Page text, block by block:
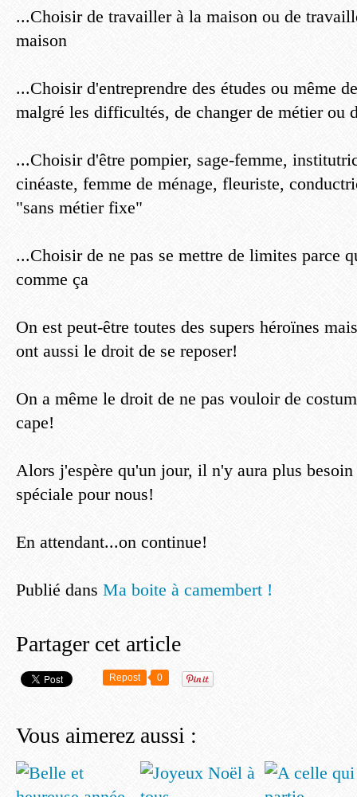
...Choisir de travailler à la maison ou de
maison
...Choisir d'entreprendre des études ou même
malgré les difficultés, de changer de métier ou
...Choisir d'être pompier, sage-femme,
cinéaste, femme de ménage, fleuriste,
"sans métier fixe"
...Choisir de ne pas se mettre de limites parce
comme ça
On est peut-être toutes des supers héroïnes
ont aussi le droit de se reposer!
On a même le droit de ne pas vouloir de
cape!
Alors j'espère qu'un jour, il n'y aura plus besoin
spéciale pour nous!
En attendant...on continue!
Publié dans Ma boite à camembert !
Partager cet article
Repost 0
Vous aimerez aussi :